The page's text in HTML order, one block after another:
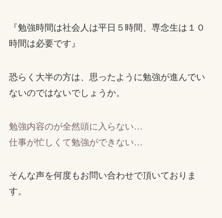
『勉強時間は社会人は平日５時間、専念生は１０
時間は必要です』
恐らく大半の方は、思ったように勉強が進んでい
ないのではないでしょうか。
勉強内容のが全然頭に入らない…
仕事が忙しくて勉強ができない…
そんな声を何度もお問い合わせで頂いておりま
す。